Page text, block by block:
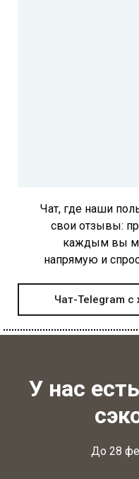
Чат, где наши
свои отзывы:
каждым вы
напрямую и
Чат-Telegram
У нас
До 28